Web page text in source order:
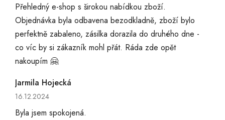
Přehledný e-shop s širokou nabídkou zboží.
Objednávka byla odbavena bezodkladně, zboží bylo
perfektně zabaleno, zásilka dorazila do druhého dne -
co víc by si zákazník mohl přát. Ráda zde opět
nakoupím 🤗
Jarmila Hojecká
Hodnocení obchodu je 5 z 5 hvězdiček.
16.12.2024
Byla jsem spokojená.